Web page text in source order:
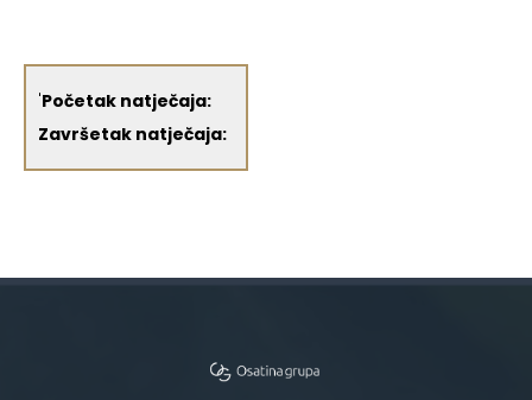
'Početak natječaja:
Završetak natječaja: